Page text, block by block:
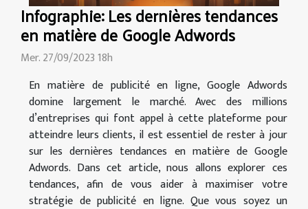
Infographie: Les dernières tendances
en matière de Google Adwords
Mer. 27/09/2023 18h
En matière de publicité en ligne, Google Adwords
domine largement le marché. Avec des millions
d’entreprises qui font appel à cette plateforme pour
atteindre leurs clients, il est essentiel de rester à jour
sur les dernières tendances en matière de Google
Adwords. Dans cet article, nous allons explorer ces
tendances, afin de vous aider à maximiser votre
stratégie de publicité en ligne. Que vous soyez un